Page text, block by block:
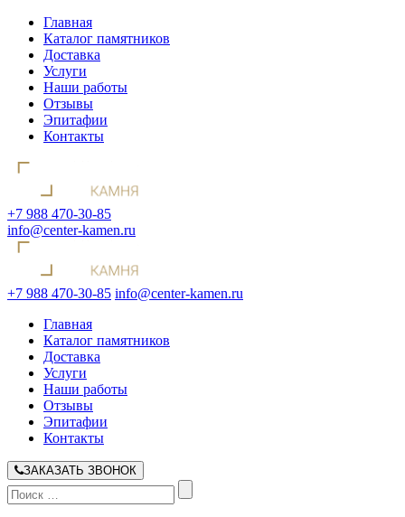
Главная
Каталог памятников
Доставка
Услуги
Наши работы
Отзывы
Эпитафии
Контакты
+7 988 470-30-85
info@center-kamen.ru
+7 988 470-30-85 info@center-kamen.ru
Главная
Каталог памятников
Доставка
Услуги
Наши работы
Отзывы
Эпитафии
Контакты
ЗАКАЗАТЬ ЗВОНОК